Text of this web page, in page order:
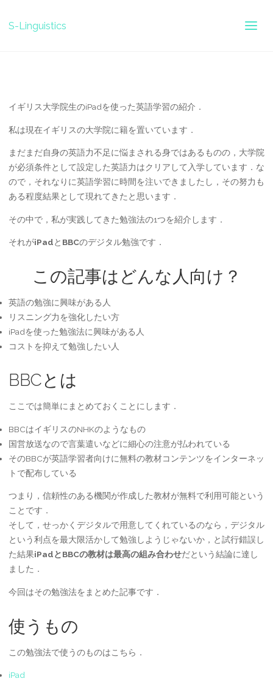
S-Linguistics
ホ
Apple
イギリス大学院生のiPadで無料の英語学習． BBC
イギリス大学院生のiPadを使った英語学習の紹介．
私は現在イギリスの大学院に籍を置いています．
まだまだ自身の英語力不足に悩まされる身ではあるものの，大学院
が必須条件として設定した英語力はクリアして入学しています．な
ので，それなりに英語学習に時間を注いできましたし，その努力も
ある程度結果として現れてきたと思います．
その中で，私が実践してきた勉強法の1つを紹介します．
それがiPadと BBCのデジタル勉強です．
この記事はどんな人向け？
英語の勉強に興味がある人
リスニング力を強化したい方
iPadを使った勉強法に興味がある人
コストを抑えて勉強したい人
BBCとは
ここでは簡単にまとめておくことにします．
BBCはイギリスのNHKのようなもの
国営放送なので言葉遣いなどに細心の注意が払われている
そのBBCが英語学習者向けに無料の教材コンテンツをインターネッ
トで配布している
つまり，信頼性のある機関が作成した教材が無料で利用可能という
ことです．
そして，せっかくデジタルで用意してくれているのなら，デジタル
という利点を最大限活かして勉強しようじゃないか，と試行錯誤し
た結果iPadとBBCの教材は最高の組み合わせだという結論に達し
ました．
今回はその勉強法をまとめた記事です．
使うもの
この勉強法で使うのものはこちら．
iPad